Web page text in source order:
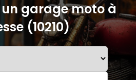
un garage moto à
(10210)